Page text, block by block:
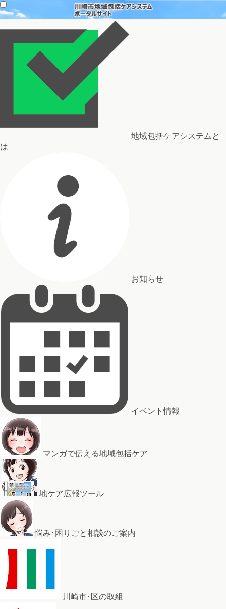
地域包括ケアシステムと
は
お知らせ
イベント情報
マンガで伝える地域包括ケア
地ケア広報ツール
悩み･困りごと相談のご案内
川崎市･区の取組